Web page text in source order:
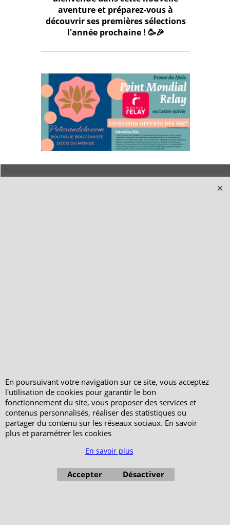
aventure et préparez-vous à
découvrir ses premières sélections
l'année prochaine ! 🥳🎉
En poursuivant votre navigation sur ce site, vous acceptez
l'utilisation de cookies pour garantir le bon
fonctionnement du site, vous proposer des services et
contenus personnalisés, réaliser des statistiques ou
partager du contenu sur les réseaux sociaux. En savoir
plus et paramétrer les cookies
En savoir plus
Accepter Désactiver